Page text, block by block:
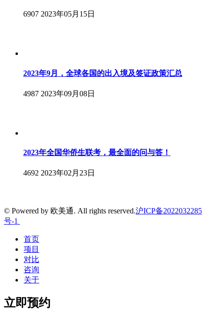
6907 2023年05月15日
2023年9月，全球各国的出入境及签证政策汇总
4987 2023年09月08日
2023年全国华侨生联考，最全面的问与答！
4692 2023年02月23日
© Powered by 欧美通. All rights reserved.沪ICP备2022032285
号-1
首页
项目
对比
咨询
关于
立即预约